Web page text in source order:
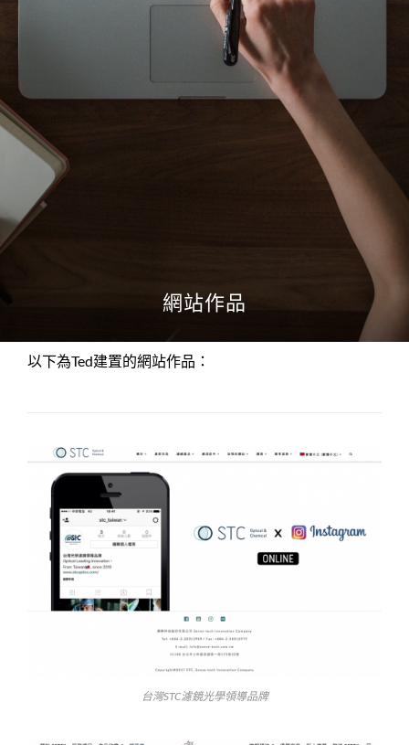
網站作品
以下為Ted建置的網站作品：
台灣STC濾鏡光學領導品牌